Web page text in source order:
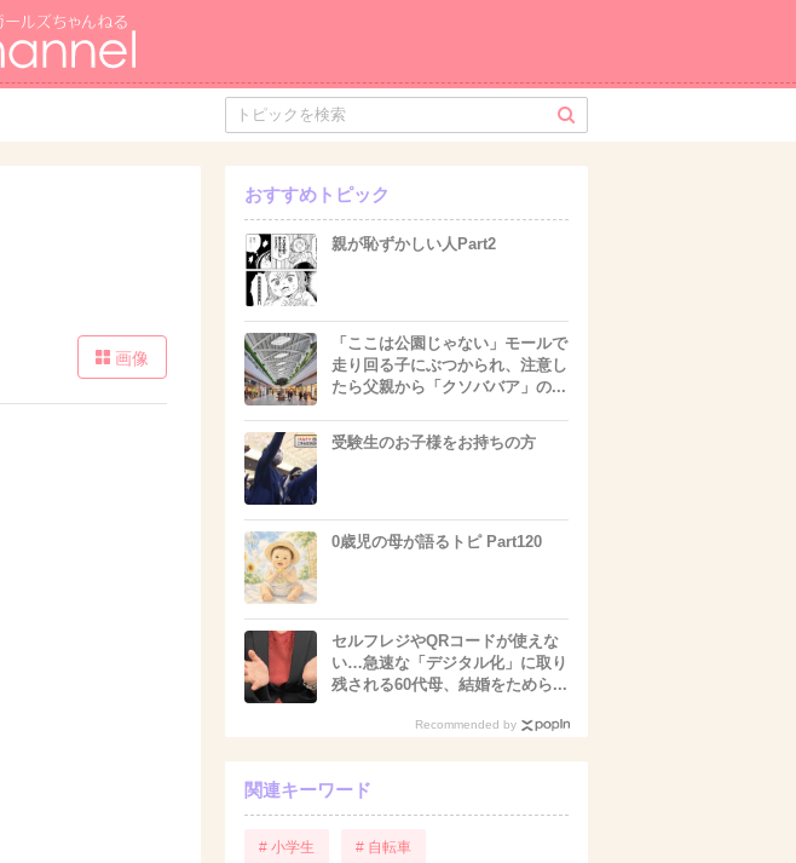
画像
おすすめトピック
親が恥ずかしい人Part2
「ここは公園じゃない」モールで
走り回る子にぶつかられ、注意し
たら父親から「クソババア」の...
受験生のお子様をお持ちの方
0歳児の母が語るトピ Part120
セルフレジやQRコードが使えな
い…急速な「デジタル化」に取り
残される60代母、結婚をためら...
Recommended by
関連キーワード
# 小学生 # 自転車